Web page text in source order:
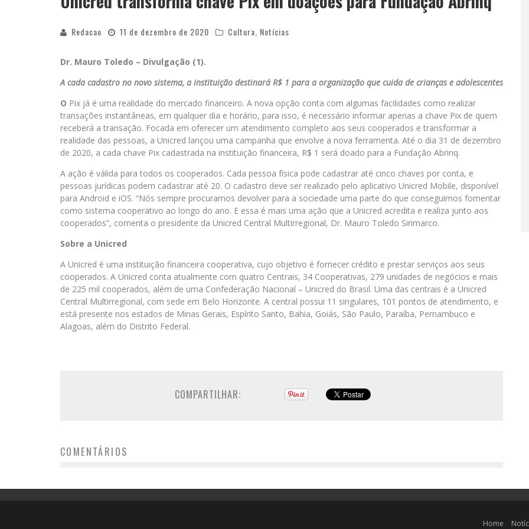
Redacao 11 de dezembro de 2020 Cultura Notícias
Dr. Mauro Toledo – Divulgação (1).
A cada cadastro no novo sistema, a instituição destinará R$ 1 para a organização que cuida de crianças e adolescentes
O Pix já é uma realidade do mercado financeiro. A nova opção conta com algumas facilidades como realizar
transações instantâneas, em qualquer dia e horário, para isso, é necessário informar apenas a chave Pix de quem
receberá a transação. Focada em oferecer um atendimento completo aos seus cooperados e transformar a
realidade das pessoas, a Unicred lançou uma campanha que envolve a nova ferramenta. Até o dia 31 de dezembro
de 2020, a cada chave Pix cadastrada na instituição financeira, R$ 1 será doado para a Fundação Abrinq.
A ação é válida para todos os cooperados. Cada pessoa física pode cadastrar até cinco chaves por conta, e
pessoas jurídicas podem cadastrar até 20. O cadastro deve ser realizado pelo aplicativo Unicred Mobile, disponível
para Android e iOS. “Nós sempre procuramos devolver para a sociedade uma parte do que conseguimos fomentar
como sistema cooperativo ao longo do ano. E essa é mais uma ação que a Unicred acredita e realiza junto aos
cooperados”, comenta o presidente da Unicred Central Multirregional, Dr. Mauro Toledo Sirimarco.
Sobre a Unicred
A Unicred é uma instituição financeira cooperativa, cujo objetivo é fornecer crédito e prestar serviços aos seus
cooperados. A Unicred conta atualmente com quatro Centrais, 34 Cooperativas, 279 unidades de negócios e mais
de 225 mil cooperados, além de uma Confederação Nacional – Unicred do Brasil. Uma das centrais é a Unicred
Central Multirregional, com sede em Belo Horizonte. A central possui 11 singulares, 101 pontos de atendimento, e
está presente nos estados de Minas Gerais, Espírito Santo, Bahia, Goiás, São Paulo, Paraíba, Pernambuco e
Alagoas, além do Distrito Federal.
COMPARTILHAR:
COMENTÁRIOS
Home